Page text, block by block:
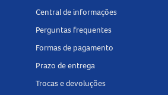
Central de informações
Perguntas frequentes
Formas de pagamento
Prazo de entrega
Trocas e devoluções